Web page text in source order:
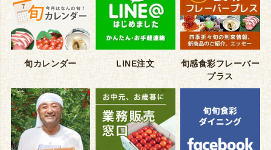
旬カレンダー LINE注文
旬感食彩フレーバー
プラス